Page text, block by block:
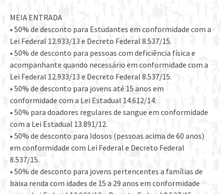
MEIA ENTRADA
• 50% de desconto para Estudantes em conformidade com a
Lei Federal 12.933/13 e Decreto Federal 8.537/15.
• 50% de desconto para pessoas com deficiência física e
acompanhante quando necessário em conformidade com a
Lei Federal 12.933/13 e Decreto Federal 8.537/15.
• 50% de desconto para jovens até 15 anos em
conformidade com a Lei Estadual 14.612/14.
• 50% para doadores regulares de sangue em conformidade
com a Lei Estadual 13.891/12.
• 50% de desconto para Idosos (pessoas acima de 60 anos)
em conformidade com Lei Federal e Decreto Federal
8.537/15.
• 50% de desconto para jovens pertencentes a famílias de
baixa renda com idades de 15 a 29 anos em conformidade